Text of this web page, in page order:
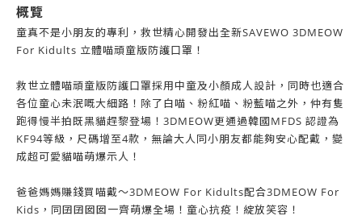
概覽
童真不是小朋友的專利，救世精心開發出全新SAVEWO 3DMEOW
For Kidults 立體喵頑童版防護口罩！
救世立體喵頑童版防護口罩採用中童及小顏成人設計，同時也適合
各位童心未泯嘅大細路！除了白喵、粉紅喵、粉藍喵之外，仲有隻
跑得慢半拍既黑貓趕黎登場！3DMEOW更通過韓國MFDS 認證為
KF94等級，尺碼增至4款，無論大人同小朋友都能夠安心配戴，變
成超可愛貓喵萌爆示人！
爸爸媽媽賺錢買喵戴～3DMEOW For Kidults配合3DMEOW For
Kids，同囝囝囡囡一齊萌爆全場！童心抗疫！綻放笑容！